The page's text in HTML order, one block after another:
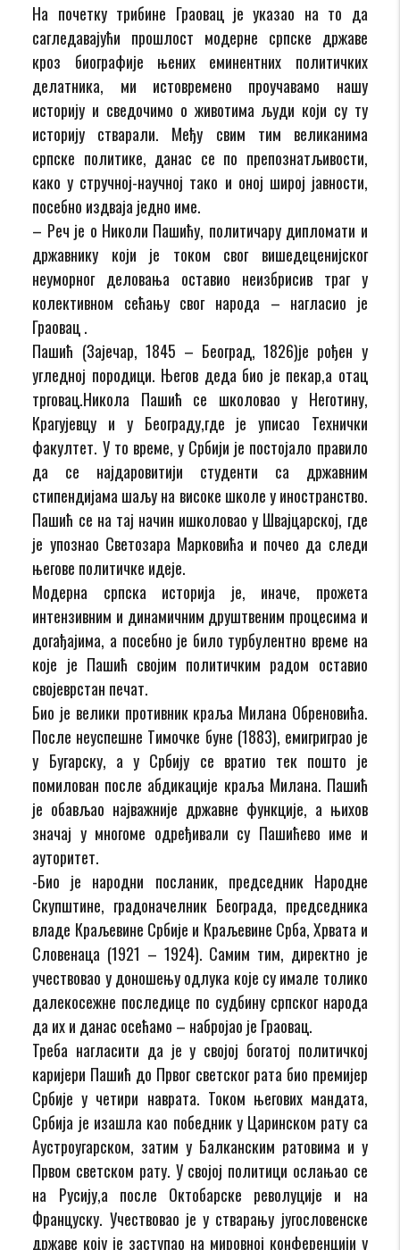
Нa почетку трибине Граовац је указао на то да
сагледавајући прошлост модерне српске државе
кроз биографије њених еминентних политичких
делатника, ми истовремено проучавамо нашу
историју и сведочимо о животима људи који су ту
историју стварали. Међу свим тим великанима
српске политике, данас се по препознатљивости,
како у стручној-научној тако и оној широј јавности,
посебно издваја једно име.
– Реч је о Николи Пашићу, политичару дипломати и
државнику који је током свог вишедеценијског
неуморног деловања оставио неизбрисив траг у
колективном сећању свог народа – нагласио је
Граовац .
Пашић (Зајечар, 1845 – Београд, 1826)је рођен у
угледној породици. Његов деда био је пекар,а отац
трговац.Никола Пашић се школовао у Неготину,
Крагујевцу и у Београду,где је уписао Технички
факултет. У то време, у Србији је постојало правило
да се најдаровитији студенти са државним
стипендијaма шаљу на високе школе у иностранство.
Пашић се на тај начин ишколовао у Швајцарској, где
је упознао Светозара Марковића и почео да следи
његове политичке идеје.
Модерна српска историја је, иначе, прожета
интензивним и динамичним друштвеним процесима и
догађајима, а посебно је било турбулентно време на
које је Пашић својим политичким радом оставио
својеврстан печат.
Био је велики противник краља Милана Обреновића.
После неуспешне Тимочке буне (1883), емигриграо је
у Бугарску, а у Србију се вратио тек пошто је
помилован после абдикације краља Милана. Пашић
је обављао најважније државне функције, а њихов
значај у многоме одређивали су Пашићево име и
ауторитет.
-Био је народни посланик, председник Народне
Скупштине, градоначелник Београда, председника
владе Краљевине Србије и Краљевине Срба, Хрвата и
Словенаца (1921 – 1924). Самим тим, директно је
учествовао у доношењу одлука које су имале толико
далекосежне последице по судбину српског народа
да их и данас осећамо – набројао је Граовац.
Треба нагласити да је у својој богатој политичкој
каријери Пашић до Првог светског рата био премијер
Србије у четири наврата. Током његових мандата,
Србија је изашла као победник у Царинском рату са
Аустроугарском, затим у Балканским ратовима и у
Првом светском рату. У својој политици ослањао се
на Русију,а после Октобарске револуције и на
Француску. Учествовао је у стварању југословенске
државе коју је заступао на мировној конференцији у